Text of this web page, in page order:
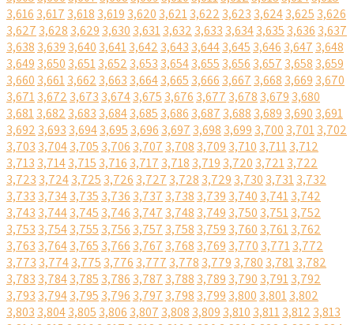
3,616 3,617 3,618 3,619 3,620 3,6213,622 3,623 3,6243,625 3,626
3,627 3,628 3,629 3,630 3,6313,632 3,633 3,6343,635 3,636 3,637
3,638 3,639 3,640 3,6413,642 3,643 3,6443,645 3,646 3,647 3,648
3,649 3,650 3,6513,652 3,653 3,6543,655 3,656 3,657 3,658 3,659
3,660 3,6613,662 3,663 3,6643,665 3,666 3,667 3,668 3,669 3,670
3,6713,672 3,673 3,6743,675 3,676 3,677 3,678 3,679 3,680
3,6813,682 3,683 3,6843,685 3,686 3,687 3,688 3,689 3,690 3,691
3,692 3,693 3,6943,695 3,696 3,697 3,698 3,699 3,700 3,7013,702
3,703 3,7043,705 3,706 3,707 3,708 3,709 3,710 3,7113,712
3,713 3,7143,715 3,716 3,717 3,718 3,719 3,720 3,7213,722
3,723 3,7243,725 3,726 3,727 3,728 3,729 3,730 3,7313,732
3,733 3,7343,735 3,736 3,737 3,738 3,739 3,740 3,7413,742
3,743 3,7443,745 3,746 3,747 3,748 3,749 3,750 3,7513,752
3,753 3,7543,755 3,756 3,757 3,758 3,759 3,760 3,7613,762
3,763 3,7643,765 3,766 3,767 3,768 3,769 3,770 3,7713,772
3,773 3,7743,775 3,776 3,777 3,778 3,779 3,780 3,7813,782
3,783 3,7843,785 3,786 3,787 3,788 3,789 3,790 3,7913,792
3,793 3,7943,795 3,796 3,797 3,798 3,799 3,800 3,8013,802
3,803 3,8043,805 3,806 3,807 3,808 3,809 3,810 3,8113,812 3,813